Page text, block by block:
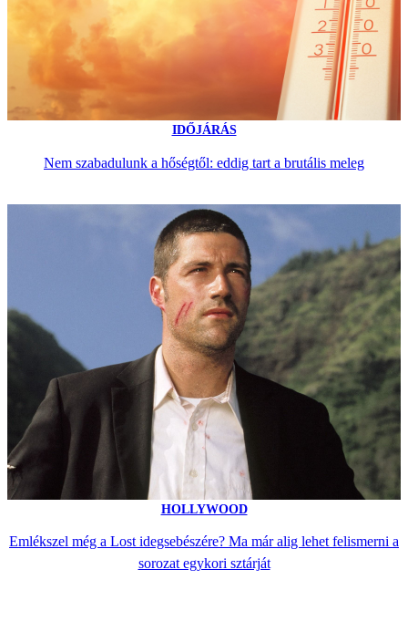
IDŐJÁRÁS
Nem szabadulunk a hőségtől: eddig tart a brutális meleg
HOLLYWOOD
Emlékszel még a Lost idegsebészére? Ma már alig lehet felismerni a
sorozat egykori sztárját